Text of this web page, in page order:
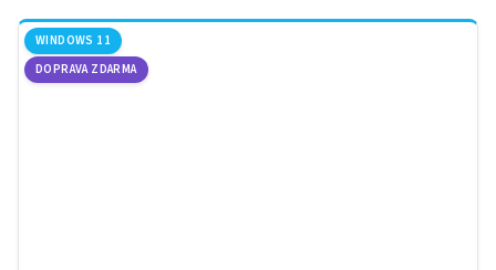
WINDOWS 11
DOPRAVA ZDARMA